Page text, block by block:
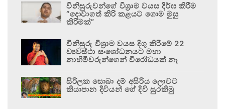
විනිසුරුවන්ගේ විශ්‍රාම වයස දීර්ඝ කිරීම
“දොවාගත් කිරි කළයට ගොම මුසු
කිරීමක්”
විනිසුරු විශ්‍රාම වයස දිගු කිරීමේ 22
ව්‍යවස්ථා සංශෝධනයට මහා
නාහිමිවරුන්ගෙන් විරෝධයක් නෑ
සිරිලක සොබා දම් අසිරිය ලොවට
කියාපාන දිවියන් ගේ දිවි සුරකිමු